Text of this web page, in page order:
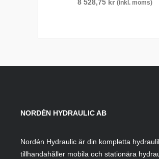
8 528,75 kr (inkl. moms)
NORDÉN HYDRAULIC AB
Nordén Hydraulic är din kompletta
tillhandahåller mobila och stationära